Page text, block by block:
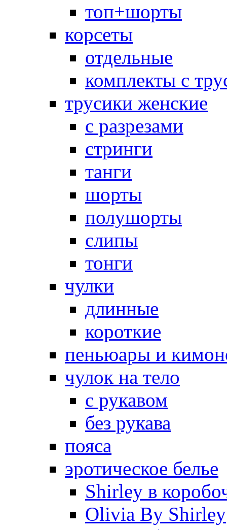
топ+шорты
корсеты
отдельные
комплекты с
трусики женские
с разрезами
стринги
танги
шорты
полушорты
слипы
тонги
чулки
длинные
короткие
пеньюары и
чулок на тело
с рукавом
без рукава
пояса
эротическое белье
Shirley в
Olivia By Shirley